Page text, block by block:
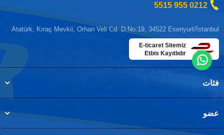
0212 955 5515
Atatürk, Kıraç Mevkii, Orhan Veli Cd. D:No:19, 34522 Esenyurt/İstanbul
E-ticaret Sitemiz
Etbis Kayıtlıdır
فئات
عضو